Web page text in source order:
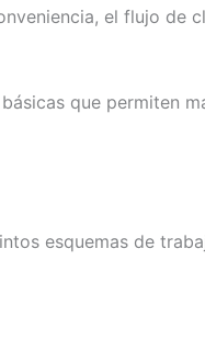
el flujo de
que permiten
esquemas de